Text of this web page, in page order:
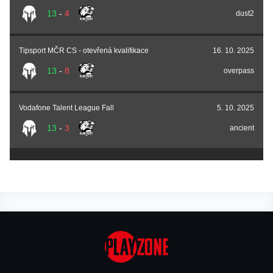
13 - 4 dust2
Tipsport MČR CS - otevřená kvalifikace 16. 10. 2025
13 - 8 overpass
Vodafone Talent League Fall 5. 10. 2025
13 - 3 ancient